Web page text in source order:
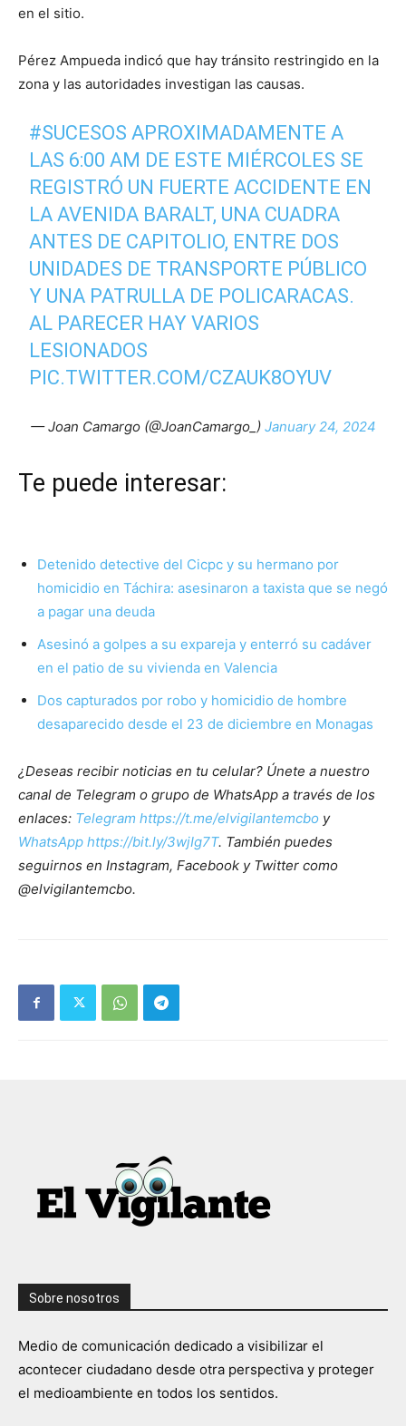
en el sitio.
Pérez Ampueda indicó que hay tránsito restringido en la
zona y las autoridades investigan las causas.
#SUCESOS APROXIMADAMENTE A
LAS 6:00 AM DE ESTE MIÉRCOLES SE
REGISTRÓ UN FUERTE ACCIDENTE EN
LA AVENIDA BARALT, UNA CUADRA
ANTES DE CAPITOLIO, ENTRE DOS
UNIDADES DE TRANSPORTE PÚBLICO
Y UNA PATRULLA DE POLICARACAS.
AL PARECER HAY VARIOS
LESIONADOS
PIC.TWITTER.COM/CZAUK8OYUV
— Joan Camargo (@JoanCamargo_) January 24, 2024
Te puede interesar:
Detenido detective del Cicpc y su hermano por
homicidio en Táchira: asesinaron a taxista que se negó
a pagar una deuda
Asesinó a golpes a su expareja y enterró su cadáver
en el patio de su vivienda en Valencia
Dos capturados por robo y homicidio de hombre
desaparecido desde el 23 de diciembre en Monagas
¿Deseas recibir noticias en tu celular? Únete a nuestro
canal de Telegram o grupo de WhatsApp a través de los
enlaces: Telegram https://t.me/elvigilantemcbo y
WhatsApp https://bit.ly/3wjIg7T. También puedes
seguirnos en Instagram, Facebook y Twitter como
@elvigilantemcbo.
Sobre nosotros
Medio de comunicación dedicado a visibilizar el
acontecer ciudadano desde otra perspectiva y proteger
el medioambiente en todos los sentidos.